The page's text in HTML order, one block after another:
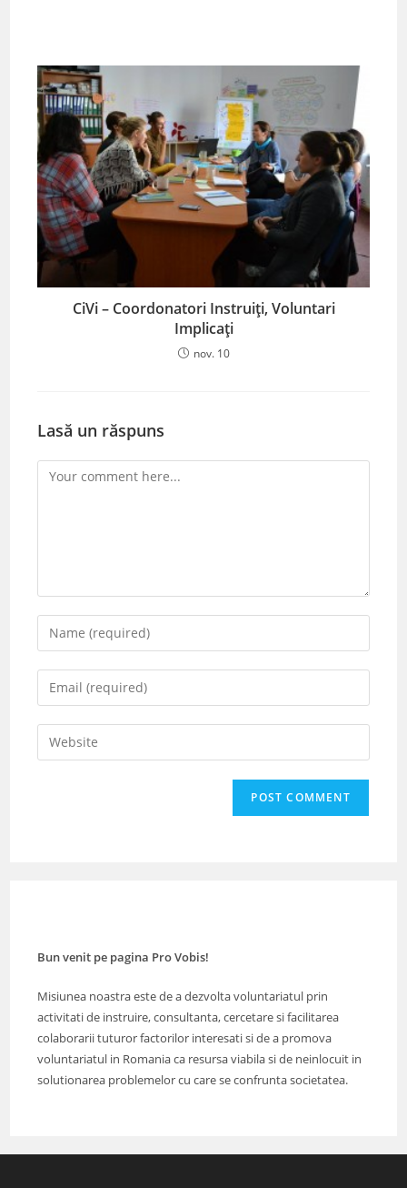
CiVi – Coordonatori Instruiți, Voluntari
Implicați
nov. 10
Lasă un răspuns
Comment
Enter
your
name
comment
Enter
your
email
address
Enter
your
Bun venit pe pagina Pro Vobis!
Misiunea noastra este de a dezvolta voluntariatul prin
activitati de instruire, consultanta, cercetare si facilitarea
colaborarii tuturor factorilor interesati si de a promova
voluntariatul in Romania ca resursa viabila si de neinlocuit in
solutionarea problemelor cu care se confrunta societatea.